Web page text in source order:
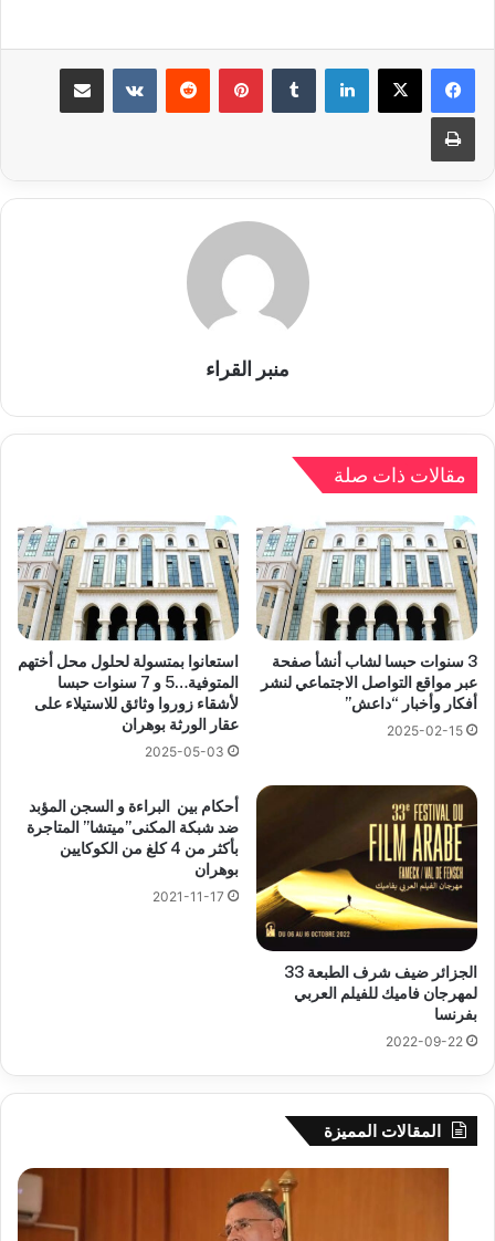
لينكدإن بينتيريست
طباعة
منبر القراء
مقالات ذات صلة
3 سنوات حبسا لشاب أنشأ صفحة
عبر مواقع التواصل الاجتماعي لنشر
أفكار وأخبار “داعش”
2025-02-15
استعانوا بمتسولة لحلول محل أختهم
المتوفية…5 و 7 سنوات حبسا
لأشقاء زوروا وثائق للاستيلاء على
عقار الورثة بوهران
2025-05-03
الجزائر ضيف شرف الطبعة 33
لمهرجان فاميك للفيلم العربي
بفرنسا
2022-09-22
أحكام بين البراءة و السجن المؤبد
ضد شبكة المكنى”ميتشا” المتاجرة
بأكثر من 4 كلغ من الكوكايين
بوهران
2021-11-17
المقالات المميزة